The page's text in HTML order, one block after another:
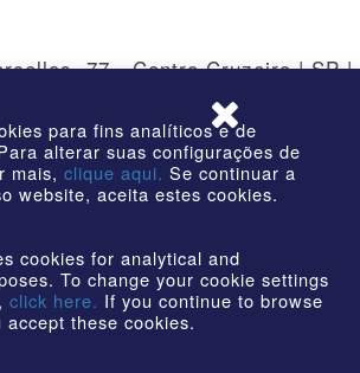
77 - Centro Cruzeiro | SP |
direitos reservados
para fins analíticos e de
alterar suas configurações de
mais, clique aqui. Se continuar a
website, aceita estes cookies.
cookies for analytical and
To change your cookie settings
click here. If you continue to browse
these cookies.